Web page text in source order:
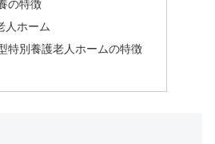
の特徴
人ホーム
特別養護老人ホームの特徴